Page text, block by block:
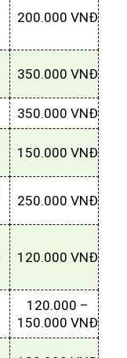
200.000 VNĐ
350.000 VNĐ
350.000 VNĐ
150.000 VNĐ
250.000 VNĐ
120.000 VNĐ
120.000 –
150.000 VNĐ